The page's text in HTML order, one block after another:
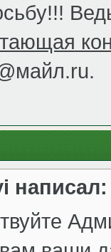
написал: